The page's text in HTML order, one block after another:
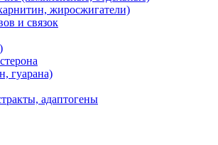
жиросжигатели)
и связок
гуарана)
адаптогены